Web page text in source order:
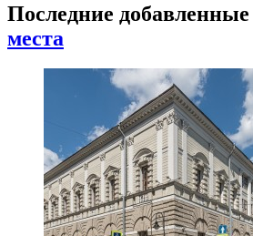
Последние добавленные
места